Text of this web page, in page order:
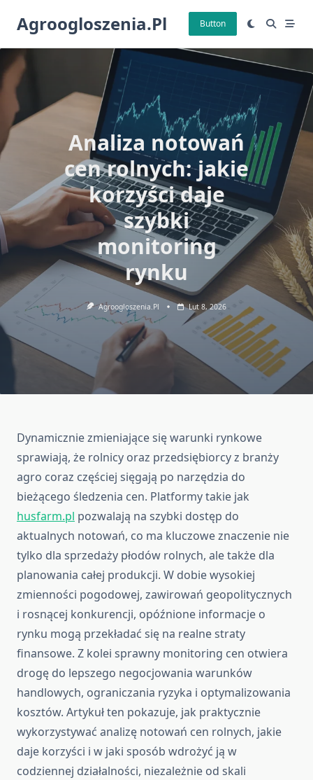
Agroogloszenia.pl Button
Analiza notowań
cen rolnych: jakie
korzyści daje
szybki
monitoring
rynku
Agroogloszenia.pl Lut 8, 2026
Dynamicznie zmieniające się warunki rynkowe
sprawiają, że rolnicy oraz przedsiębiorcy z branży
agro coraz częściej sięgają po narzędzia do
bieżącego śledzenia cen. Platformy takie jak
husfarm.pl pozwalają na szybki dostęp do
aktualnych notowań, co ma kluczowe znaczenie nie
tylko dla sprzedaży płodów rolnych, ale także dla
planowania całej produkcji. W dobie wysokiej
zmienności pogodowej, zawirowań geopolitycznych
i rosnącej konkurencji, opóźnione informacje o
rynku mogą przekładać się na realne straty
finansowe. Z kolei sprawny monitoring cen otwiera
drogę do lepszego negocjowania warunków
handlowych, ograniczania ryzyka i optymalizowania
kosztów. Artykuł ten pokazuje, jak praktycznie
wykorzystywać analizę notowań cen rolnych, jakie
daje korzyści i w jaki sposób wdrożyć ją w
codziennej działalności, niezależnie od skali